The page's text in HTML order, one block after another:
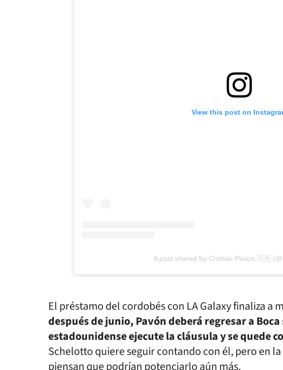
View this post on
A post shared by Cristian Pavon 🇦🇷
El préstamo del cordobés con LA Galaxy finaliza a
después de junio, Pavón deberá regresar a
estadounidense ejecute la cláusula y se quede
Schelotto quiere seguir contando con él, pero en
piensan que podrían potenciarlo aún más.